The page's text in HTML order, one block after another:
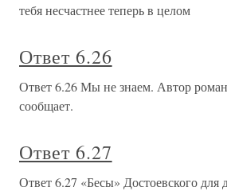
тебя несчастнее теперь в целом
Ответ 6.26
Ответ 6.26 Мы не знаем. Автор
сообщает.
Ответ 6.27
Ответ 6.27 «Бесы» Достоевского для